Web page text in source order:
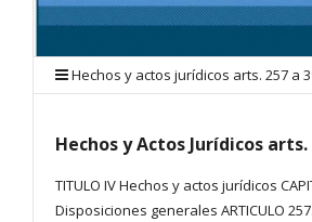
Hechos y actos jurídicos arts. 257 a
Hechos y Actos Jurídicos arts.
TITULO IV Hechos y actos jurídicos
Disposiciones generales ARTICULO